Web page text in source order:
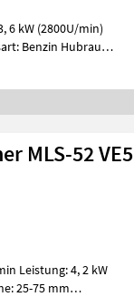
6 kW (2800U/min)
Benzin Hubraum:
MLS-52 VE5
Leistung: 4, 2 kW
25-75 mm